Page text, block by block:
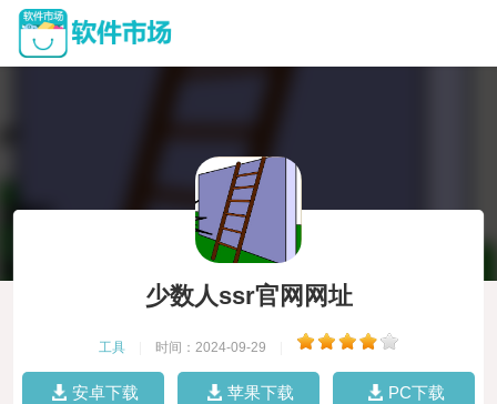
少数人ssr官网网址
工具 时间：2024-09-29
安卓下载 苹果下载 PC下载